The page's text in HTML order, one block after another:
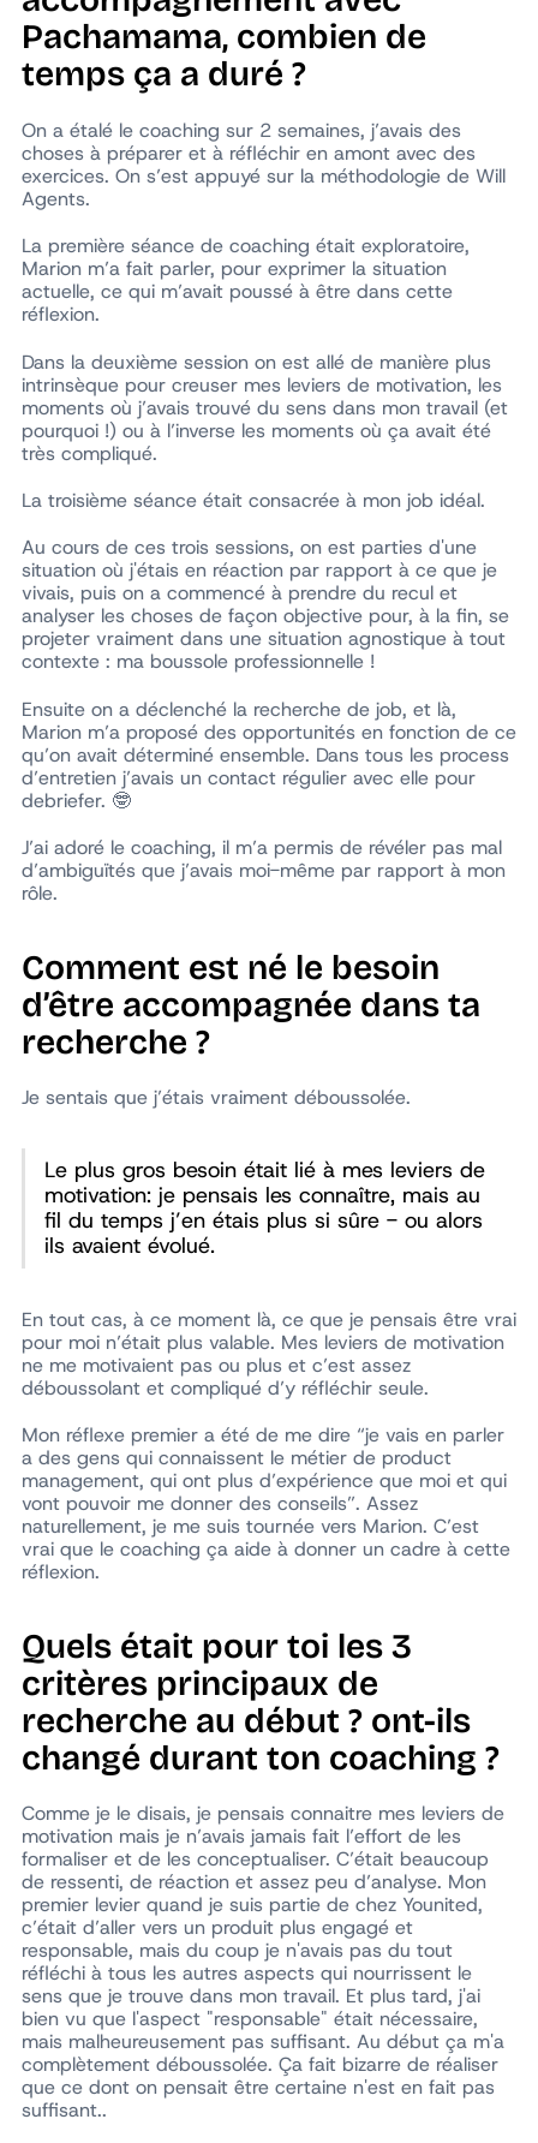
Pachamama, combien de
temps ça a duré ?
On a étalé le coaching sur 2 semaines, j’avais des
choses à préparer et à réfléchir en amont avec des
exercices. On s’est appuyé sur la méthodologie de Will
Agents.
La première séance de coaching était exploratoire,
Marion m’a fait parler, pour exprimer la situation
actuelle, ce qui m’avait poussé à être dans cette
réflexion.
Dans la deuxième session on est allé de manière plus
intrinsèque pour creuser mes leviers de motivation, les
moments où j’avais trouvé du sens dans mon travail (et
pourquoi !) ou à l’inverse les moments où ça avait été
très compliqué.
La troisième séance était consacrée à mon job idéal.
Au cours de ces trois sessions, on est parties d'une
situation où j'étais en réaction par rapport à ce que je
vivais, puis on a commencé à prendre du recul et
analyser les choses de façon objective pour, à la fin, se
projeter vraiment dans une situation agnostique à tout
contexte : ma boussole professionnelle !
Ensuite on a déclenché la recherche de job, et là,
Marion m’a proposé des opportunités en fonction de ce
qu’on avait déterminé ensemble. Dans tous les process
d’entretien j’avais un contact régulier avec elle pour
debriefer. 🤓
J’ai adoré le coaching, il m’a permis de révéler pas mal
d’ambiguïtés que j’avais moi-même par rapport à mon
rôle.
Comment est né le besoin
d’être accompagnée dans ta
recherche ?
Je sentais que j’étais vraiment déboussolée.
Le plus gros besoin était lié à mes leviers de
motivation: je pensais les connaître, mais au
fil du temps j’en étais plus si sûre - ou alors
ils avaient évolué.
En tout cas, à ce moment là, ce que je pensais être vrai
pour moi n’était plus valable. Mes leviers de motivation
ne me motivaient pas ou plus et c’est assez
déboussolant et compliqué d’y réfléchir seule.
Mon réflexe premier a été de me dire “je vais en parler
a des gens qui connaissent le métier de product
management, qui ont plus d’expérience que moi et qui
vont pouvoir me donner des conseils”. Assez
naturellement, je me suis tournée vers Marion. C’est
vrai que le coaching ça aide à donner un cadre à cette
réflexion.
Quels était pour toi les 3
critères principaux de
recherche au début ? ont-ils
changé durant ton coaching ?
Comme je le disais, je pensais connaitre mes leviers de
motivation mais je n’avais jamais fait l’effort de les
formaliser et de les conceptualiser. C’était beaucoup
de ressenti, de réaction et assez peu d’analyse. Mon
premier levier quand je suis partie de chez Younited,
c’était d’aller vers un produit plus engagé et
responsable, mais du coup je n'avais pas du tout
réfléchi à tous les autres aspects qui nourrissent le
sens que je trouve dans mon travail. Et plus tard, j'ai
bien vu que l'aspect "responsable" était nécessaire,
mais malheureusement pas suffisant. Au début ça m'a
complètement déboussolée. Ça fait bizarre de réaliser
que ce dont on pensait être certaine n'est en fait pas
suffisant..